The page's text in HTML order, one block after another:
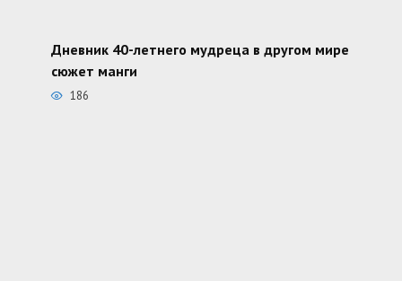
Дневник 40-летнего мудреца в другом мире
сюжет манги
186